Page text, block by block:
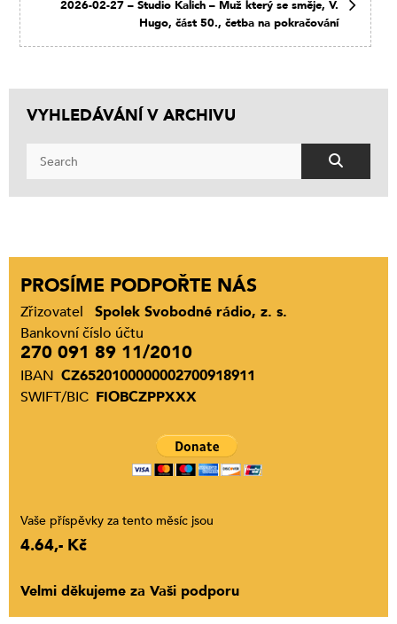
2026-02-27 – Studio Kalich – Muž který se směje, V.
Hugo, část 50., četba na pokračování
VYHLEDÁVÁNÍ V ARCHIVU
PROSÍME PODPOŘTE NÁS
Zřizovatel
Spolek Svobodné rádio, z. s.
Bankovní číslo účtu
270 091 89 11/2010
IBAN CZ6520100000002700918911
SWIFT/BIC FIOBCZPPXXX
Vaše příspěvky za tento měsíc jsou
4.64,- Kč
Velmi děkujeme za Vaši podporu